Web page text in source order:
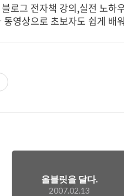
로그 전자책 강의,실전 노하
영상으로 초보자도 쉽게 배
올블릿을 달다.
2007.02.13